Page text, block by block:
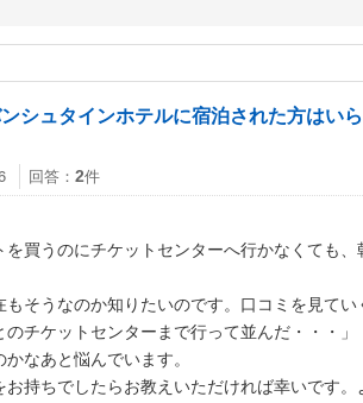
シュタインホテルに宿泊された方はい
回答： 2件
を買うのにチケットセンターへ行かなくても
そうなのか知りたいのです。口コミを見てい
チケットセンターまで行って並んだ・・・」
なあと悩んでいます。
持ちでしたらお教えいただければ幸いです。